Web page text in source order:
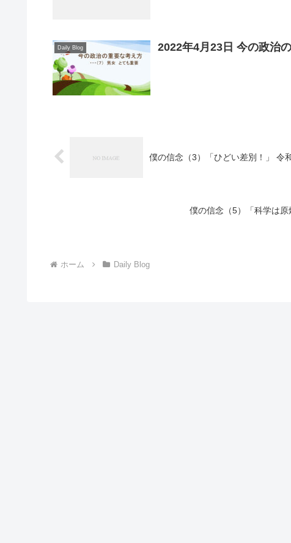
Daily Blog 2022年4月23日 今の政治
僕の信念（3）「ひどい差別！」 令
僕の信念（5）「科学は
ホーム Daily Blog